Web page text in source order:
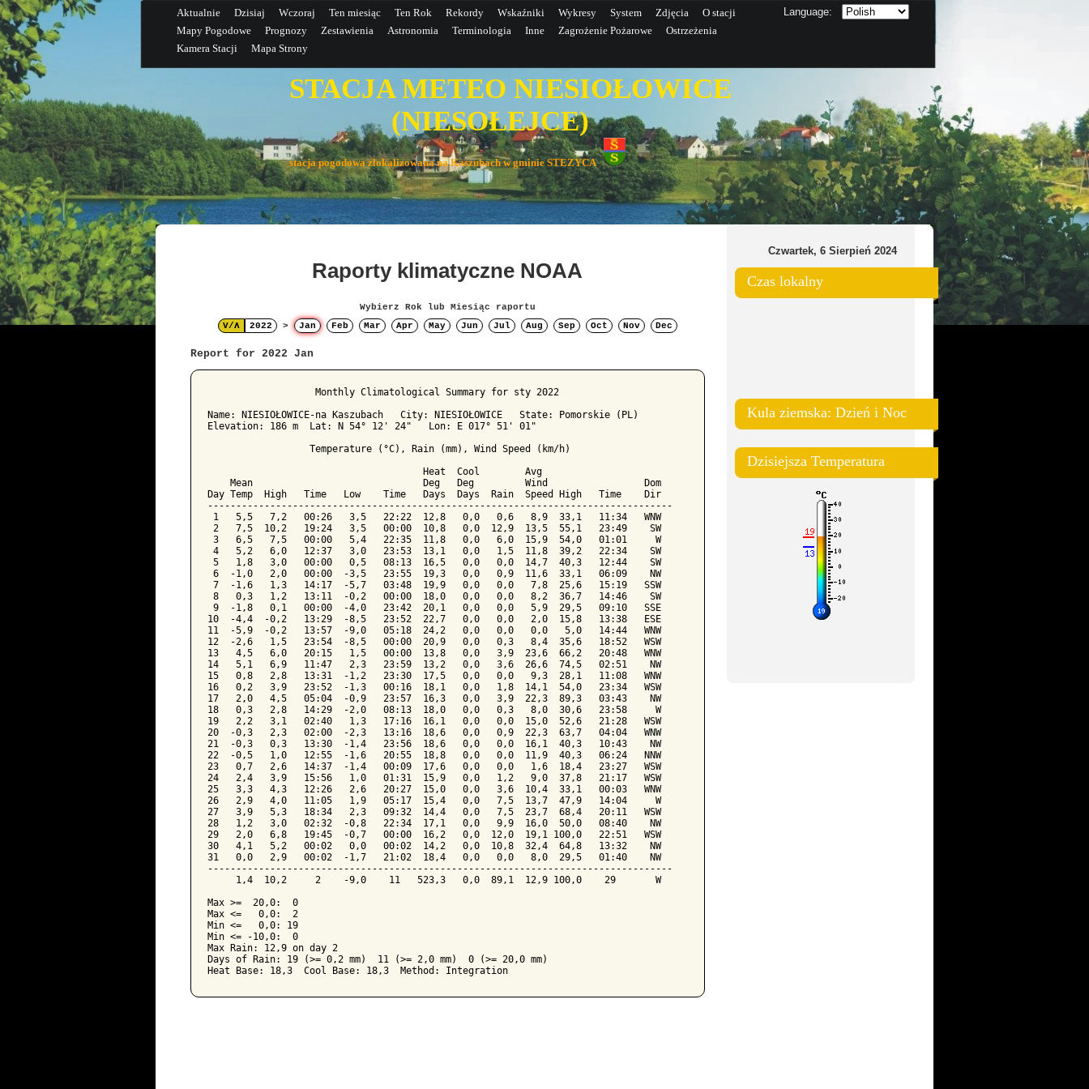
Aktualnie Dzisiaj Wczoraj Ten miesiąc Ten Rok Rekordy Wskaźniki Wykresy System Zdjęcia
O stacji
Mapy Pogodowe
Prognozy Zestawienia Astronomia Terminologia Inne Zagrożenie Pożarowe
Ostrzeżenia
Kamera Stacji
Mapa Strony
Language:
STACJA METEO NIESIOŁOWICE
(NIESOŁEJCE)
stacja pogodowa zlokalizowana na Kaszubach w gminie STEZYCA
Raporty klimatyczne NOAA
Wybierz Rok lub Miesiąc raportu
V/Λ
2022 > Jan Feb Mar Apr May Jun Jul Aug Sep Oct Nov Dec
Report for 2022 Jan
﻿                   Monthly Climatological Summary for sty 2022
Name: NIESIOŁOWICE-na Kaszubach   City: NIESIOŁOWICE   State: Pomorskie (PL)
Elevation: 186 m  Lat: N 54° 12' 24"   Lon: E 017° 51' 01"
                  Temperature (°C), Rain (mm), Wind Speed (km/h)
                                      Heat  Cool        Avg
    Mean                              Deg   Deg         Wind                 Dom
Day Temp  High   Time   Low    Time   Days  Days  Rain  Speed High   Time    Dir
----------------------------------------------------------------------------------
1   5,5   7,2   00:26   3,5   22:22  12,8   0,0   0,6   8,9  33,1   11:34   WNW
2   7,5  10,2   19:24   3,5   00:00  10,8   0,0  12,9  13,5  55,1   23:49    SW
3   6,5   7,5   00:00   5,4   22:35  11,8   0,0   6,0  15,9  54,0   01:01     W
4   5,2   6,0   12:37   3,0   23:53  13,1   0,0   1,5  11,8  39,2   22:34    SW
5   1,8   3,0   00:00   0,5   08:13  16,5   0,0   0,0  14,7  40,3   12:44    SW
6  -1,0   2,0   00:00  -3,5   23:55  19,3   0,0   0,9  11,6  33,1   06:09    NW
7  -1,6   1,3   14:17  -5,7   03:48  19,9   0,0   0,0   7,8  25,6   15:19   SSW
8   0,3   1,2   13:11  -0,2   00:00  18,0   0,0   0,0   8,2  36,7   14:46    SW
9  -1,8   0,1   00:00  -4,0   23:42  20,1   0,0   0,0   5,9  29,5   09:10   SSE
10  -4,4  -0,2   13:29  -8,5   23:52  22,7   0,0   0,0   2,0  15,8   13:38   ESE
11  -5,9  -0,2   13:57  -9,0   05:18  24,2   0,0   0,0   0,0   5,0   14:44   WNW
12  -2,6   1,5   23:54  -8,5   00:00  20,9   0,0   0,3   8,4  35,6   18:52   WSW
13   4,5   6,0   20:15   1,5   00:00  13,8   0,0   3,9  23,6  66,2   20:48   WNW
14   5,1   6,9   11:47   2,3   23:59  13,2   0,0   3,6  26,6  74,5   02:51    NW
15   0,8   2,8   13:31  -1,2   23:30  17,5   0,0   0,0   9,3  28,1   11:08   WNW
16   0,2   3,9   23:52  -1,3   00:16  18,1   0,0   1,8  14,1  54,0   23:34   WSW
17   2,0   4,5   05:04  -0,9   23:57  16,3   0,0   3,9  22,3  89,3   03:43    NW
18   0,3   2,8   14:29  -2,0   08:13  18,0   0,0   0,3   8,0  30,6   23:58     W
19   2,2   3,1   02:40   1,3   17:16  16,1   0,0   0,0  15,0  52,6   21:28   WSW
20  -0,3   2,3   02:00  -2,3   13:16  18,6   0,0   0,9  22,3  63,7   04:04   WNW
21  -0,3   0,3   13:30  -1,4   23:56  18,6   0,0   0,0  16,1  40,3   10:43    NW
22  -0,5   1,0   12:55  -1,6   20:55  18,8   0,0   0,0  11,9  40,3   06:24   NNW
23   0,7   2,6   14:37  -1,4   00:09  17,6   0,0   0,0   1,6  18,4   23:27   WSW
24   2,4   3,9   15:56   1,0   01:31  15,9   0,0   1,2   9,0  37,8   21:17   WSW
25   3,3   4,3   12:26   2,6   20:27  15,0   0,0   3,6  10,4  33,1   00:03   WNW
26   2,9   4,0   11:05   1,9   05:17  15,4   0,0   7,5  13,7  47,9   14:04     W
27   3,9   5,3   18:34   2,3   09:32  14,4   0,0   7,5  23,7  68,4   20:11   WSW
28   1,2   3,0   02:32  -0,8   22:34  17,1   0,0   9,9  16,0  50,0   08:40    NW
29   2,0   6,8   19:45  -0,7   00:00  16,2   0,0  12,0  19,1 100,0   22:51   WSW
30   4,1   5,2   00:02   0,0   00:02  14,2   0,0  10,8  32,4  64,8   13:32    NW
31   0,0   2,9   00:02  -1,7   21:02  18,4   0,0   0,0   8,0  29,5   01:40    NW
----------------------------------------------------------------------------------
     1,4  10,2     2    -9,0    11   523,3   0,0  89,1  12,9 100,0    29       W
Max >=  20,0:  0
Max <=   0,0:  2
Min <=   0,0: 19
Min <= -10,0:  0
Max Rain: 12,9 on day 2
Days of Rain: 19 (>= 0,2 mm)  11 (>= 2,0 mm)  0 (>= 20,0 mm)
Heat Base: 18,3  Cool Base: 18,3  Method: Integration
Czwartek, 6 Sierpień 2024
Czas lokalny
Kula ziemska: Dzień i Noc
Dzisiejsza Temperatura